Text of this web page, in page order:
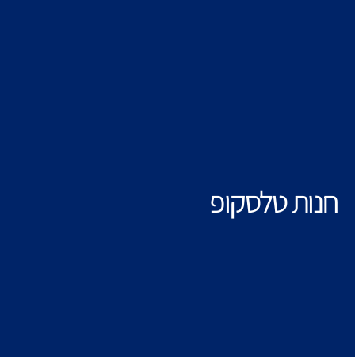
חנות טלסקופ